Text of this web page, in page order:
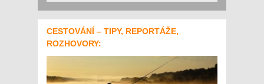
CESTOVÁNÍ – TIPY, REPORTÁŽE,
ROZHOVORY: